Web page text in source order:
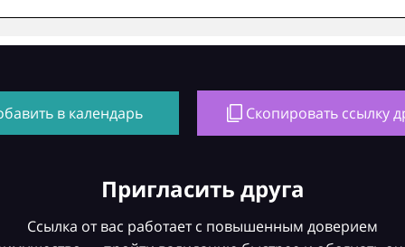
в календарь Скопировать ссылку
Пригласить друга
Ссылка от вас работает с повышенным доверием